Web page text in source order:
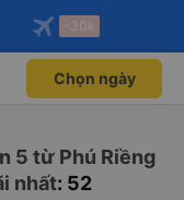
Mở app
qua
Mở app
-30k
Chọn ngày
5 từ Phú Riềng
nhất: 52